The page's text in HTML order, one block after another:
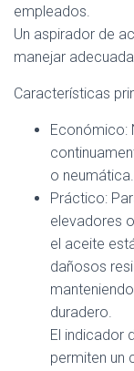
empleados.
Un aspirador de
manejar
Características
Económico:
o neumática.
Práctico:
elevadores
el aceite
dañosos
duradero.
El indicador
permiten un